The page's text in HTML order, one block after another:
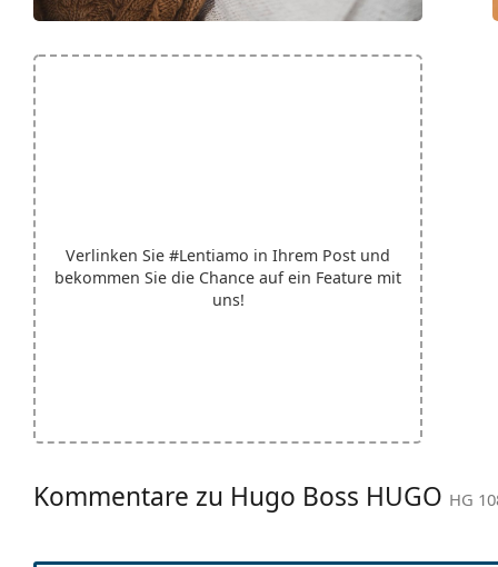
Verlinken Sie #Lentiamo in Ihrem Post und
bekommen Sie die Chance auf ein Feature mit
uns!
Kommentare zu Hugo Boss HUGO HG